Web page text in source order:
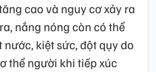
cao và nguy cơ xảy ra
nắng nóng còn có thể
kiệt sức, đột qụy do
thể người khi tiếp xúc